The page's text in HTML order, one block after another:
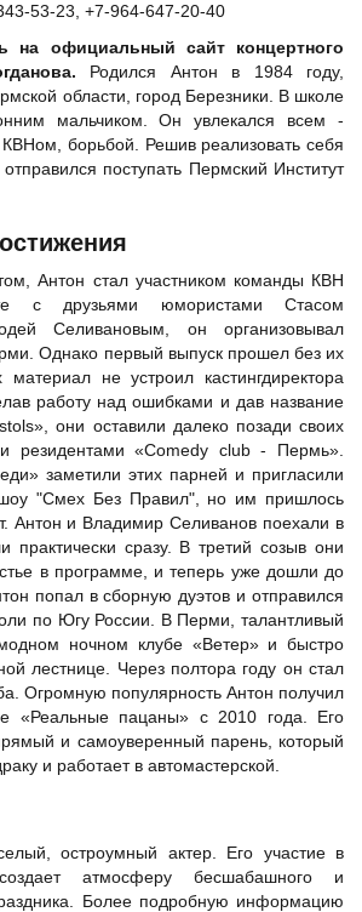
53-23, +7-964-647-20-40
на официальный сайт концертного
Родился Антон в 1984 году,
области, город Березники. В школе
мальчиком. Он увлекался всем -
борьбой. Решив реализовать себя
поступать Пермский Институт
Антон стал участником команды КВН
с друзьями юмористами Стасом
Селивановым, он организовывал
Однако первый выпуск прошел без их
материал не устроил кастингдиректора
работу над ошибками и дав название
они оставили далеко позади своих
резидентами «Comedy club - Пермь».
заметили этих парней и пригласили
шоу "Смех Без Правил", но им пришлось
Антон и Владимир Селиванов поехали в
практически сразу. В третий созыв они
в программе, и теперь уже дошли до
попал в сборную дуэтов и отправился
по Югу России. В Перми, талантливый
ночном клубе «Ветер» и быстро
лестнице. Через полтора году он стал
Огромную популярность Антон получил
«Реальные пацаны» с 2010 года. Его
и самоуверенный парень, который
и работает в автомастерской.
остроумный актер. Его участие в
атмосферу бесшабашного и
Более подробную информацию